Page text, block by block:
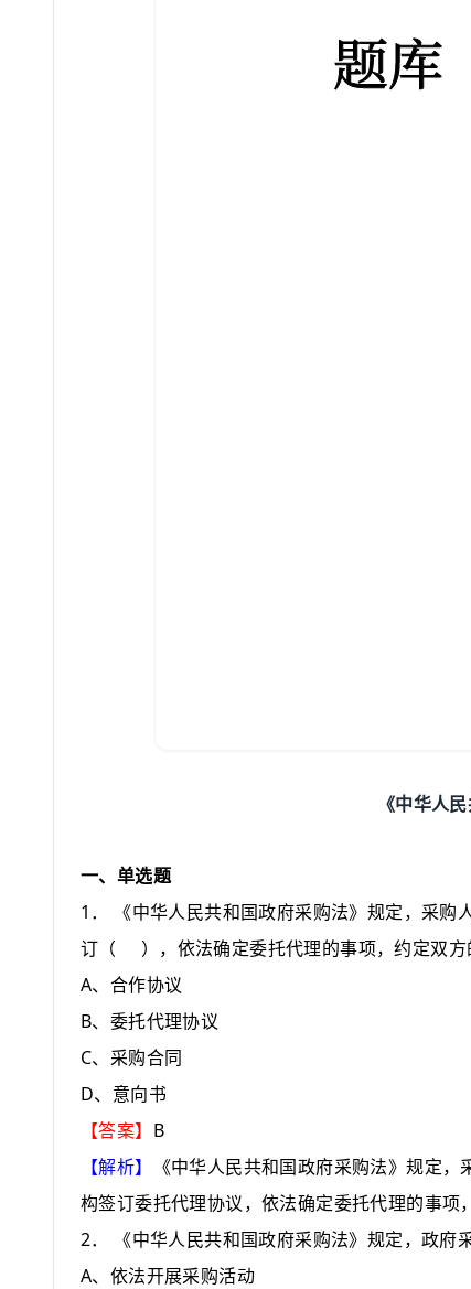
《中华人
一、单选题
1 ．
《中华人民共和国政府采购法》规定，采
订 （ ） ，依法确定委托代理的事项，约定双方
A、合作协议
B、委托代理协议
C、采购合同
D、意向书
【答案】 B
【解析】
《中华人民共和国政府采购法》规定
构签订委托代理协议，依法确定委托代理的事项
2． 《中华人民共和国政府采购法》规定，政府
A、依法开展采购活动